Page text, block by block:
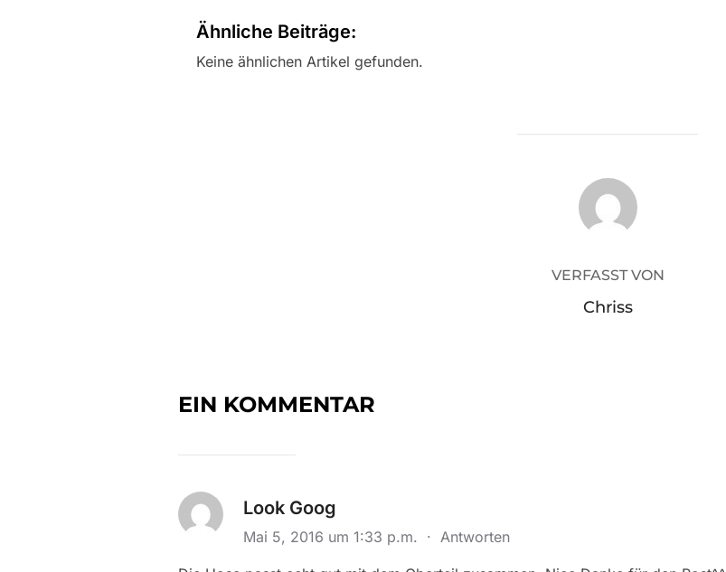
Ähnliche Beiträge:
Keine ähnlichen Artikel gefunden.
BEITRAGSAUTOR
VERFASST VON
Chriss
EIN KOMMENTAR
Look Goog
Mai 5, 2016 um 1:33 p.m. · Antworten